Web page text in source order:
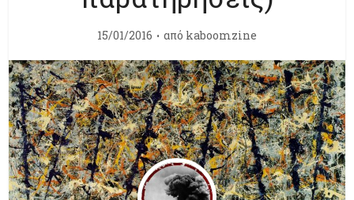
15/01/2016 από kaboomzine